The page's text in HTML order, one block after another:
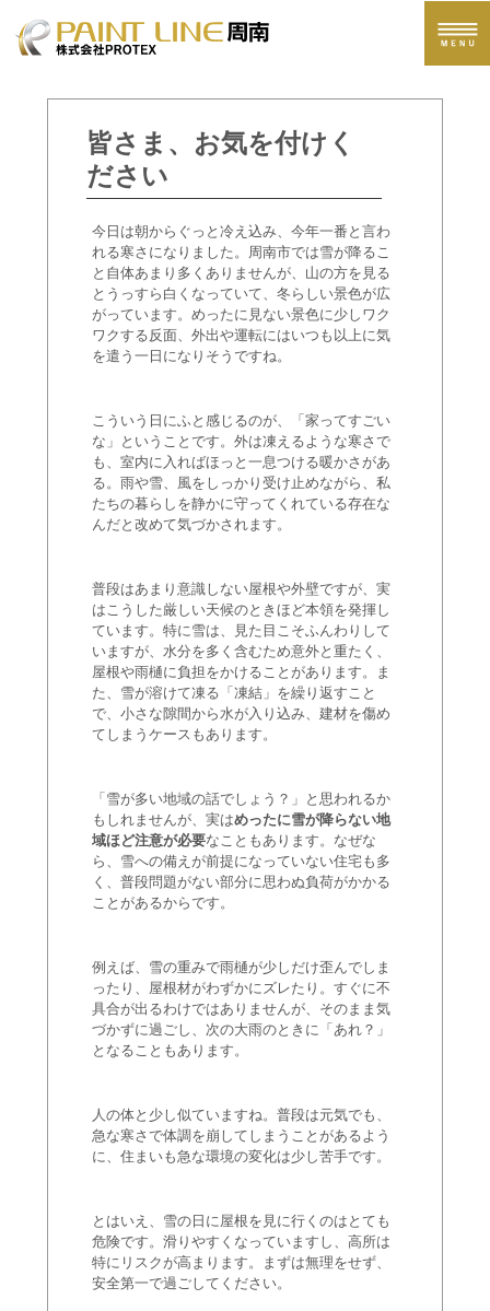
皆さま、お気を付けく
ださい
今日は朝からぐっと冷え込み、今年一番と言わ
れる寒さになりました。周南市では雪が降るこ
と自体あまり多くありませんが、山の方を見る
とうっすら白くなっていて、冬らしい景色が広
がっています。めったに見ない景色に少しワク
ワクする反面、外出や運転にはいつも以上に気
を遣う一日になりそうですね。
こういう日にふと感じるのが、「家ってすごい
な」ということです。外は凍えるような寒さで
も、室内に入ればほっと一息つける暖かさがあ
る。雨や雪、風をしっかり受け止めながら、私
たちの暮らしを静かに守ってくれている存在な
んだと改めて気づかされます。
普段はあまり意識しない屋根や外壁ですが、実
はこうした厳しい天候のときほど本領を発揮し
ています。特に雪は、見た目こそふんわりして
いますが、水分を多く含むため意外と重たく、
屋根や雨樋に負担をかけることがあります。ま
た、雪が溶けて凍る「凍結」を繰り返すこと
で、小さな隙間から水が入り込み、建材を傷め
てしまうケースもあります。
「雪が多い地域の話でしょう？」と思われるか
もしれませんが、実はめったに雪が降らない地
域ほど注意が必要なこともあります。なぜな
ら、雪への備えが前提になっていない住宅も多
く、普段問題がない部分に思わぬ負荷がかかる
ことがあるからです。
例えば、雪の重みで雨樋が少しだけ歪んでしま
ったり、屋根材がわずかにズレたり。すぐに不
具合が出るわけではありませんが、そのまま気
づかずに過ごし、次の大雨のときに「あれ？」
となることもあります。
人の体と少し似ていますね。普段は元気でも、
急な寒さで体調を崩してしまうことがあるよう
に、住まいも急な環境の変化は少し苦手です。
とはいえ、雪の日に屋根を見に行くのはとても
危険です。滑りやすくなっていますし、高所は
特にリスクが高まります。まずは無理をせず、
安全第一で過ごしてください。